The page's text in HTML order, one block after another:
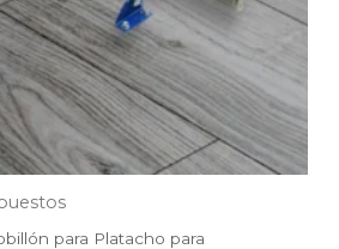
para Platacho para